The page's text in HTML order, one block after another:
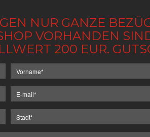
NUR GANZE
VORHANDEN
200 EUR.